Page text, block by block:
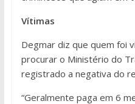
Vítimas
Degmar diz que quem foi
procurar o Ministério do
registrado a negativa do
“Geralmente paga em 6